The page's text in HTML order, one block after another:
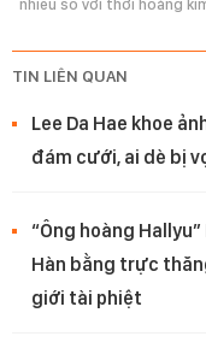
nhiều so với thời hoàng
TIN LIÊN QUAN
Lee Da Hae khoe
đám cưới, ai dè bị
“Ông hoàng
Hàn bằng trực
giới tài phiệt